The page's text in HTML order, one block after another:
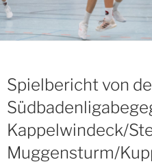
Spielbericht von
Kappelwindeck/
Muggensturm/